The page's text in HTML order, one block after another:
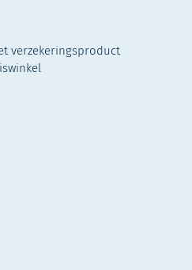
verzekeringsproduct